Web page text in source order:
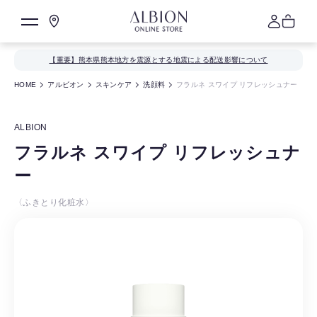
【重要】熊本県熊本地方を震源とする地震による配送影響について
HOME アルビオン スキンケア 洗顔料 フラルネ スワイプ リフレッシュナー
ALBION
フラルネ スワイプ リフレッシュナ
ー
〈ふきとり化粧水〉